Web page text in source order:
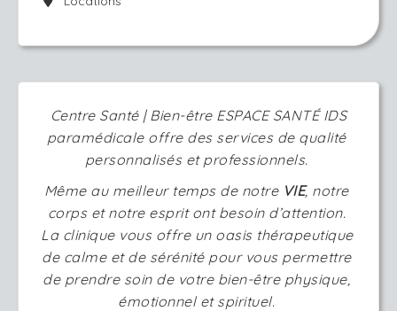
Centre Santé | Bien-être ESPACE SANTÉ IDS
paramédicale offre des services de qualité
personnalisés et professionnels.
Même au meilleur temps de notre VIE, notre
corps et notre esprit ont besoin d’attention.
La clinique vous offre un oasis thérapeutique
de calme et de sérénité pour vous permettre
de prendre soin de votre bien-être physique,
émotionnel et spirituel.